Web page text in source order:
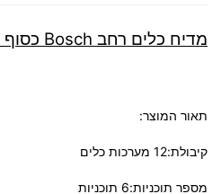
מדיח כלים ‏רחב Bosch כסוף דגם SGS2HTI72E
תאור המוצר:
קיבולת:12 מערכות כלים
מספר תוכניות:6 תוכניות